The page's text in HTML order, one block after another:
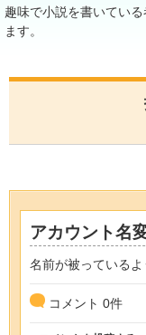
趣味で小説を書いてい
ます。
アカウント名
名前が被っているよ
コメント 0件